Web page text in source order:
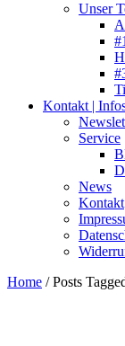
Unser
Kontakt |
Service
News
Kontakt
Home /Posts